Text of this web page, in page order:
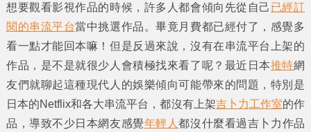
想要觀看影視作品的時候，許多人都會傾向先從自己 已經訂
閱的串流平台當中挑選作品。畢竟月費都已經付了，感覺多
看一點才能回本嘛！但是反過來說， 沒有在串流平台上架的
作品 ，是不是就很少人會積極找來看了呢？最近日本推特網
友們就聊起這種現代人的娛樂傾向可能帶來的問題，特別是
日本的Netflix和各大串流平台，都沒有上架吉卜力工作室的作
品，導致不少日本網友感覺年輕人都沒什麼看過吉卜力作品